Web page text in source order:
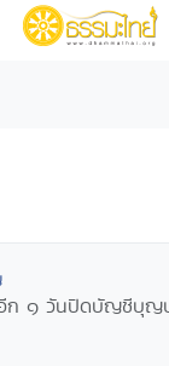
ก ๑ วันปิดบัญชีบุญ